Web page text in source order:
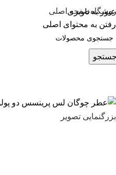
عبور به ناوبری
رفتن به محتوای اصلی
صفحه اصلی
بزرگنمایی تصویر